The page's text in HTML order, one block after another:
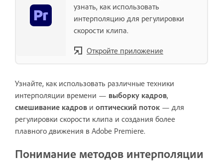
узнать, как использовать
интерполяцию для регулировки
скорости клипа.
Откройте приложение
Узнайте, как использовать различные техники
интерполяции времени — выборку кадров,
смешивание кадров и оптический поток — для
регулировки скорости клипа и создания более
плавного движения в Adobe Premiere.
Понимание методов интерполяции